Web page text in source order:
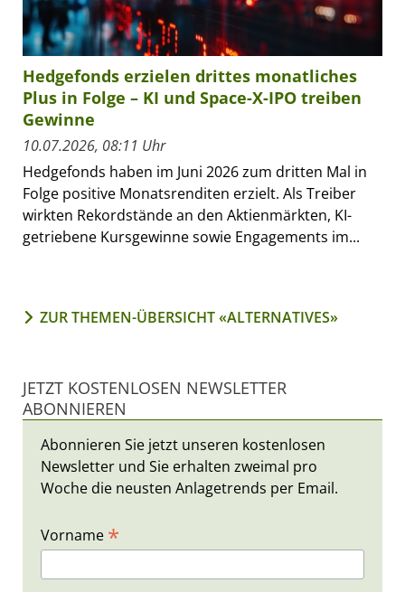
Hedgefonds erzielen drittes monatliches
Plus in Folge – KI und Space-X-IPO treiben
Gewinne
10.07.2026, 08:11 Uhr
Hedgefonds haben im Juni 2026 zum dritten Mal in
Folge positive Monatsrenditen erzielt. Als Treiber
wirkten Rekordstände an den Aktienmärkten, KI-
getriebene Kursgewinne sowie Engagements im...
ZUR THEMEN-ÜBERSICHT «ALTERNATIVES»
JETZT KOSTENLOSEN NEWSLETTER
ABONNIEREN
Abonnieren Sie jetzt unseren kostenlosen
Newsletter und Sie erhalten zweimal pro
Woche die neusten Anlagetrends per Email.
Vorname *